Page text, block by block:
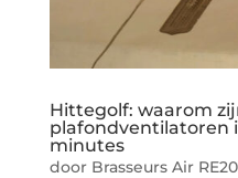
Hittegolf: waarom
plafondventilatoren
minutes
door Brasseurs Air